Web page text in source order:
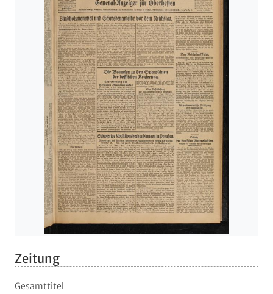
Zeitung
Gesamttitel